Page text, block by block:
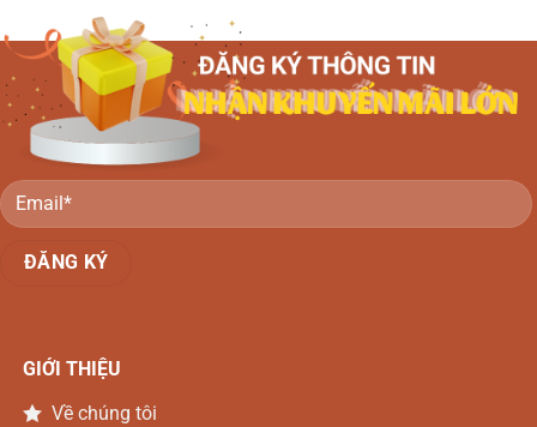
Li
văng
gỗ
Gõ
GIỚI THIỆU
Về chúng tôi